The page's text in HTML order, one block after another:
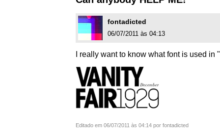
fontadicted
06/07/2011 às 04:13
I really want to know what font is used
Editado em 06/07/2011 às 04:14 por fontadicted